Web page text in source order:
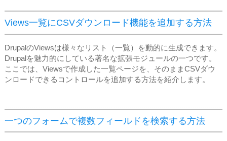
Views一覧にCSVダウンロード機能を追加する方法
DrupalのViewsは様々なリスト（一覧）を動的に生成できます。
Drupalを魅力的にしている著名な拡張モジュールの一つです。
ここでは、Viewsで作成した一覧ページを、そのままCSVダウ
ンロードできるコントロールを追加する方法を紹介します。
一つのフォームで複数フィールドを検索する方法